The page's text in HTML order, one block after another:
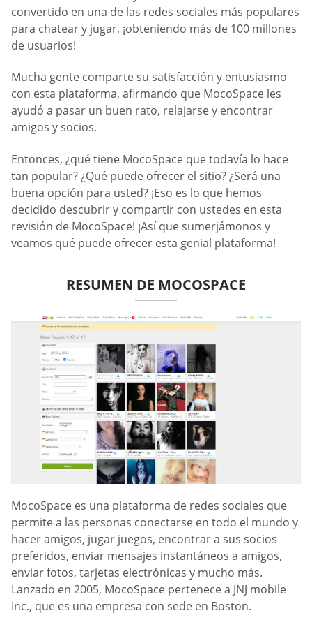
convertido en una de las redes sociales más populares
para chatear y jugar, ¡obteniendo más de 100 millones
de usuarios!
Mucha gente comparte su satisfacción y entusiasmo
con esta plataforma, afirmando que MocoSpace les
ayudó a pasar un buen rato, relajarse y encontrar
amigos y socios.
Entonces, ¿qué tiene MocoSpace que todavía lo hace
tan popular? ¿Qué puede ofrecer el sitio? ¿Será una
buena opción para usted? ¡Eso es lo que hemos
decidido descubrir y compartir con ustedes en esta
revisión de MocoSpace! ¡Así que sumerjámonos y
veamos qué puede ofrecer esta genial plataforma!
RESUMEN DE MOCOSPACE
MocoSpace es una plataforma de redes sociales que
permite a las personas conectarse en todo el mundo y
hacer amigos, jugar juegos, encontrar a sus socios
preferidos, enviar mensajes instantáneos a amigos,
enviar fotos, tarjetas electrónicas y mucho más.
Lanzado en 2005, MocoSpace pertenece a JNJ mobile
Inc., que es una empresa con sede en Boston.